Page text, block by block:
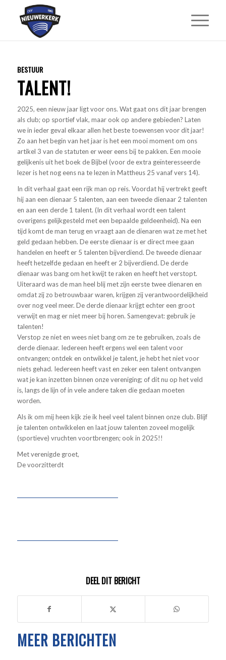
BESTUUR
TALENT!
2025, een nieuw jaar ligt voor ons. Wat gaat ons dit jaar brengen
als club; op sportief vlak, maar ook op andere gebieden? Laten
we in ieder geval elkaar allen het beste toewensen voor dit jaar!
Zo aan het begin van het jaar is het een mooi moment om ons
artikel 3 van de statuten er weer eens bij te pakken. Een mooie
gelijkenis uit het boek de Bijbel (voor de extra geïnteresseerde
lezer is het nog eens na te lezen in Mattheus 25 vanaf vers 14).
In dit verhaal gaat een rijk man op reis. Voordat hij vertrekt geeft
hij aan een dienaar 5 talenten, aan een tweede dienaar 2 talenten
en aan een derde 1 talent. (In dit verhaal wordt een talent
overigens gelijkgesteld met een bepaalde geldeenheid). Na een
tijd komt de man terug en vraagt aan de dienaren wat ze met het
geld gedaan hebben. De eerste dienaar is er direct mee gaan
handelen en heeft er 5 talenten bijverdiend. De tweede dienaar
heeft hetzelfde gedaan en heeft er 2 bijverdiend. De derde
dienaar was bang om het kwijt te raken en heeft het verstopt.
Uiteraard was de man heel blij met zijn eerste twee dienaren en
omdat zij zo betrouwbaar waren, krijgen zij verantwoordelijkheid
over nog veel meer. De derde dienaar krijgt echter een groot
verwijt en mag er niet meer bij horen. Samengevat: gebruik je
talenten!
Verstop ze niet en wees niet bang om ze te gebruiken, zoals de
derde dienaar. Iedereen heeft ergens wel een talent voor
ontvangen; ontdek en ontwikkel je talent, je hebt het niet voor
niets gehad. Iedereen heeft vast en zeker een talent ontvangen
wat je kan inzetten binnen onze vereniging; of dit nu op het veld
is, langs de lijn of in vele andere taken die gedaan moeten
worden.
Als ik om mij heen kijk zie ik heel veel talent binnen onze club. Blijf
je talenten ontwikkelen en laat jouw talenten zoveel mogelijk
(sportieve) vruchten voortbrengen; ook in 2025!!
Met verenigde groet,
De voorzitterdt
DEEL DIT BERICHT
MEER BERICHTEN